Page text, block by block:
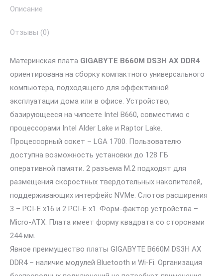
Описание
Отзывы (0)
Материнская плата GIGABYTE B660M DS3H AX DDR4
ориентирована на сборку компактного универсального
компьютера, подходящего для эффективной
эксплуатации дома или в офисе. Устройство,
базирующееся на чипсете Intel B660, совместимо с
процессорами Intel Alder Lake и Raptor Lake.
Процессорный сокет – LGA 1700. Пользователю
доступна возможность установки до 128 ГБ
оперативной памяти. 2 разъема M.2 подходят для
размещения скоростных твердотельных накопителей,
поддерживающих интерфейс NVMe. Слотов расширения
3 – PCI-E x16 и 2 PCI-E x1. Форм-фактор устройства –
Micro-ATX. Плата имеет форму квадрата со сторонами
244 мм.
Явное преимущество платы GIGABYTE B660M DS3H AX
DDR4 – наличие модулей Bluetooth и Wi-Fi. Организация